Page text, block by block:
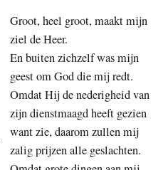
Groot, heel groot, maakt mijn
ziel de Heer.
En buiten zichzelf was mijn
geest om God die mij redt.
Omdat Hij de nederigheid van
zijn dienstmaagd heeft gezien
want zie, daarom zullen mij
zalig prijzen alle geslachten.